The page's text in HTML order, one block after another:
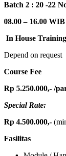
Batch 2 : 20 -22
08.00 – 16.00 WIB
In House
Depend on request
Course Fee
Rp 5.250.000,- /
Special Rate:
Rp 4.500.000,-
Fasilitas